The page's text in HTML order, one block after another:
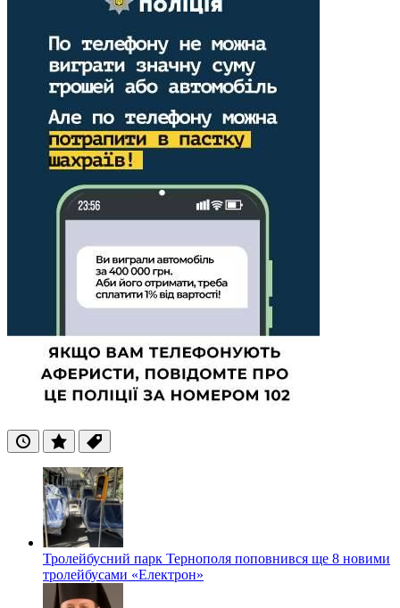
ОстанніПопулярні
Теги
Тролейбусний парк Тернополя поповнився ще 8 новими
тролейбусами «Електрон»